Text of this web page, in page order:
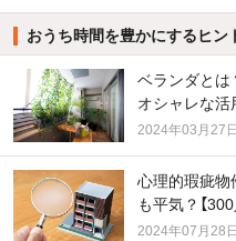
おうち時間を豊かにするヒン
ベランダとは
オシャレな活
2024年03月27日
心理的瑕疵物
も平気？【300
2024年07月28日